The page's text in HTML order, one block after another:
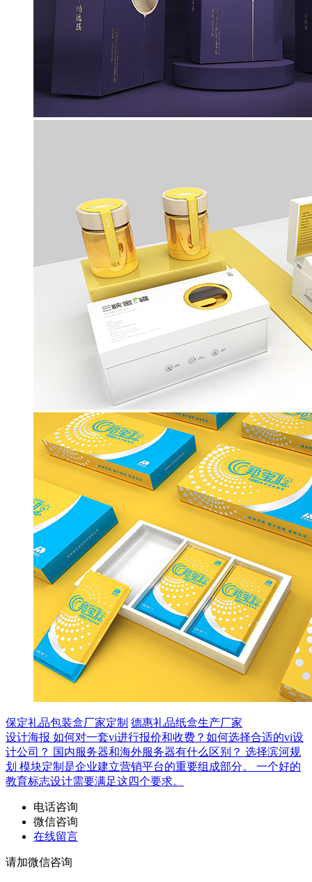
保定礼品包装盒厂家定制 德惠礼品纸盒生产厂家
设计海报 如何对一套vi进行报价和收费？如何选择合适的vi设
计公司？ 国内服务器和海外服务器有什么区别？ 选择滨河规
划 模块定制是企业建立营销平台的重要组成部分。 一个好的
教育标志设计需要满足这四个要求。
电话咨询
微信咨询
在线留言
请加微信咨询